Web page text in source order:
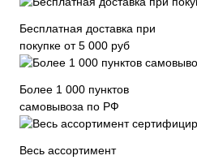
Бесплатная доставка при
покупке от 5 000 руб
Более 1 000 пунктов
самовывоза по РФ
Весь ассортимент